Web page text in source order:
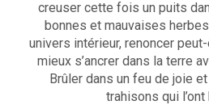
creuser cette fois un puits
bonnes et mauvaises
univers intérieur, renoncer
mieux s’ancrer dans la terre
Brûler dans un feu de joie
trahisons qui